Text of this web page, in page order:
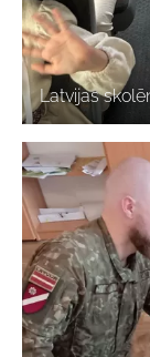
Latvijas